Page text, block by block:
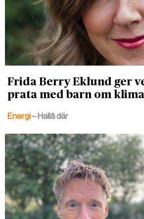
Frida Berry Eklund ger
prata med barn om
Energi– Hallå där